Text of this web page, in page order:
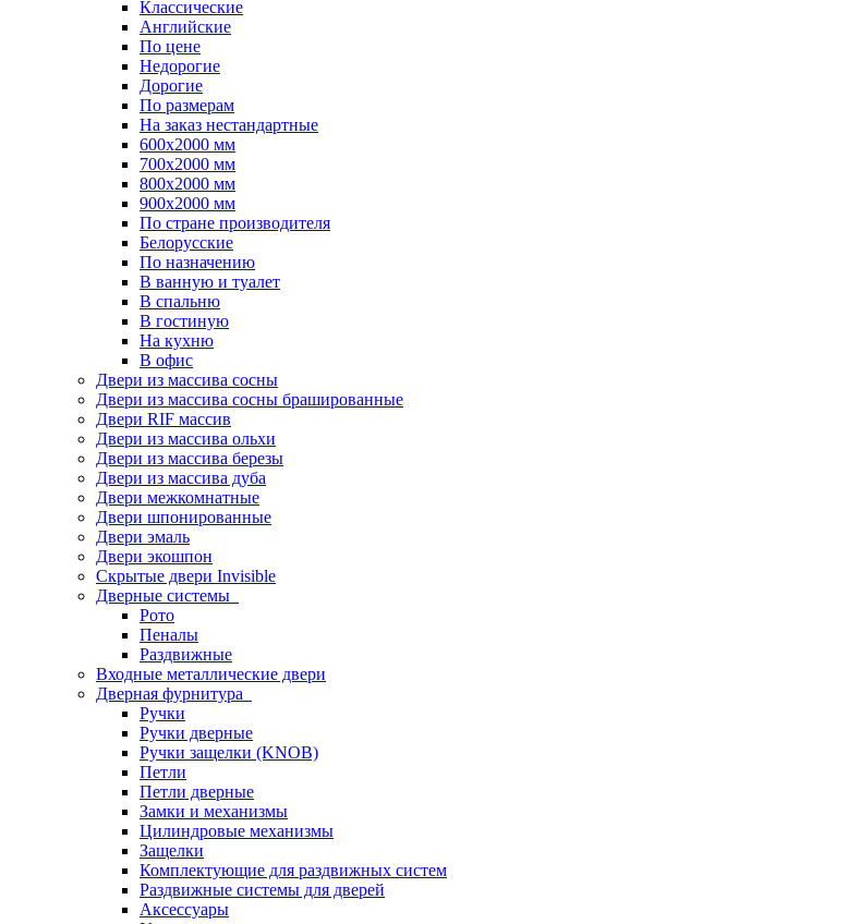
Классические
Английские
По цене
Недорогие
Дорогие
По размерам
На заказ нестандартные
600х2000 мм
700х2000 мм
800х2000 мм
900х2000 мм
По стране производителя
Белорусские
По назначению
В ванную и туалет
В спальню
В гостиную
На кухню
В офис
Двери из массива сосны
Двери из массива сосны брашированные
Двери RIF массив
Двери из массива ольхи
Двери из массива березы
Двери из массива дуба
Двери межкомнатные
Двери шпонированные
Двери эмаль
Двери экошпон
Скрытые двери Invisible
Дверные системы
Рото
Пеналы
Раздвижные
Входные металлические двери
Дверная фурнитура
Ручки
Ручки дверные
Ручки защелки (KNOB)
Петли
Петли дверные
Замки и механизмы
Цилиндровые механизмы
Защелки
Комплектующие для раздвижных систем
Раздвижные системы для дверей
Аксессуары